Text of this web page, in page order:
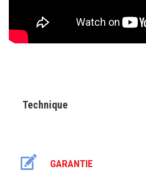
Technique
GARANTIE